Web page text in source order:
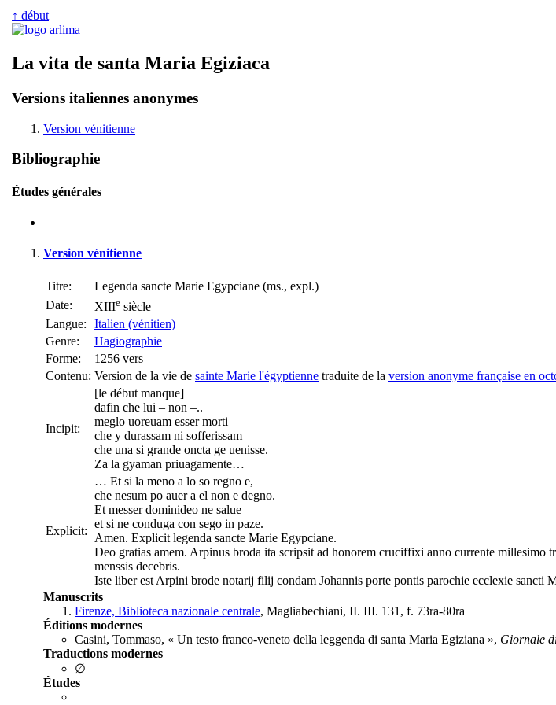
↑ début
La vita de santa Maria Egiziaca
Versions italiennes anonymes
Version vénitienne
Bibliographie
Études générales
Version vénitienne
Titre:
Legenda sancte Marie Egypciane (ms., expl.)
Date:
XIIIe siècle
Langue:
Italien (vénitien)
Genre:
Hagiographie
Forme:
1256 vers
Contenu: Version de la vie de sainte Marie l'égyptienne traduite de la version anonyme française en
Incipit:
[le début manque]
dafin che lui – non –..
meglo uoreuam esser morti
che y durassam ni sofferissam
che una si grande oncta ge uenisse.
Za la gyaman priuagamente…
Explicit:
… Et si la meno a lo so regno e,
che nesum po auer a el non e degno.
Et messer dominideo ne salue
et si ne conduga con sego in paze.
Amen. Explicit legenda sancte Marie Egypciane.
Deo gratias amem. Arpinus broda ita scripsit ad honorem cruciffixi anno currente millesimo
menssis decebris.
Iste liber est Arpini brode notarij filij condam Johannis porte pontis parochie ecclexie sancti
Manuscrits
Firenze, Biblioteca nazionale centrale, Magliabechiani, II. III. 131, f. 73ra-80ra
Éditions modernes
Casini, Tommaso, « Un testo franco-veneto della leggenda di santa Maria Egiziana », Giornale
Traductions modernes
∅
Études